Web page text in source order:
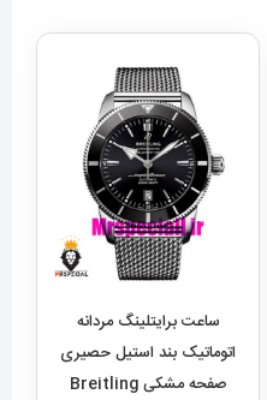
ساعت برایتلینگ مردانه
اتوماتیک بند استیل حصیری
صفحه مشکی Breitling